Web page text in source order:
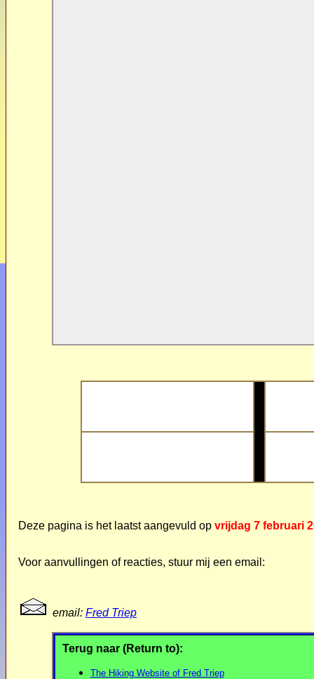
Deze pagina is het laatst aangevuld op vrijdag 7 februari
Voor aanvullingen of reacties, stuur mij een email:
email: Fred Triep
Terug naar (Return to):
The Hiking Website of Fred Triep